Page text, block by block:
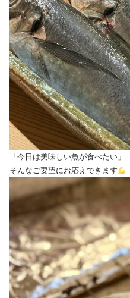
「今日は美味しい魚が食べたい」
そんなご要望にお応えできます